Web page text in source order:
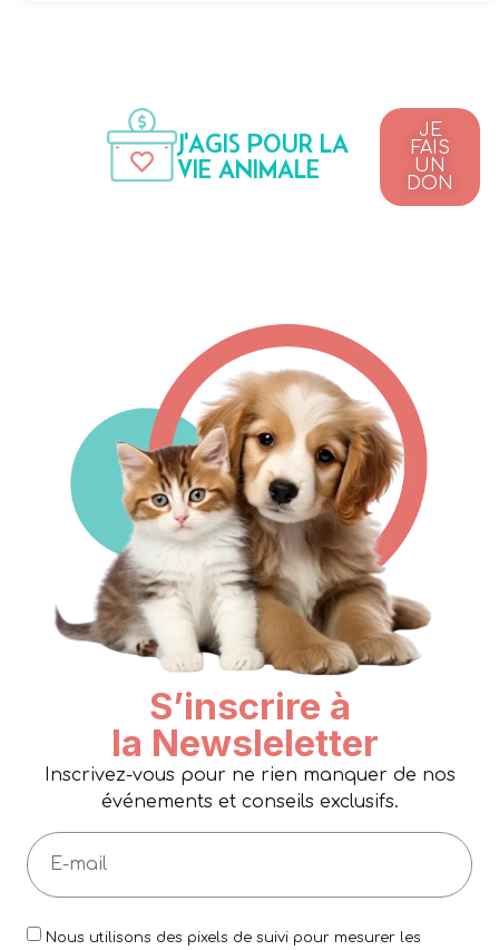
J'AGIS POUR LA
VIE ANIMALE
JE
FAIS
UN
DON
S’inscrire à
la Newsleletter
Inscrivez-vous pour ne rien manquer de nos
événements et conseils exclusifs.
Nous utilisons des pixels de suivi pour mesurer les